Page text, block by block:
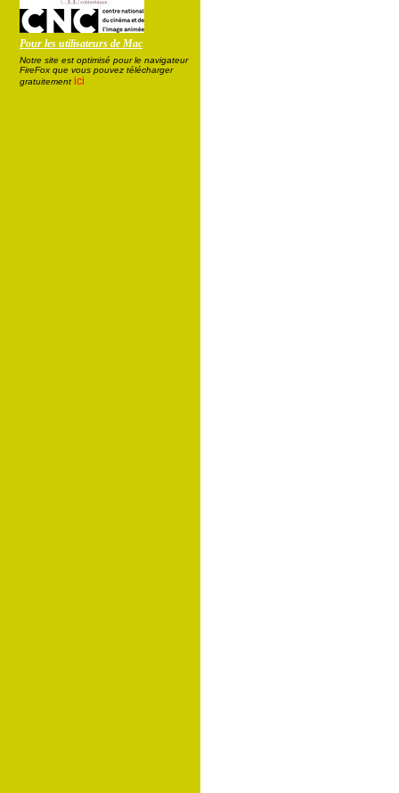
Pour les utilisateurs de Mac
Notre site est optimisé pour le navigateur
FireFox que vous pouvez télécharger
gratuitement ici